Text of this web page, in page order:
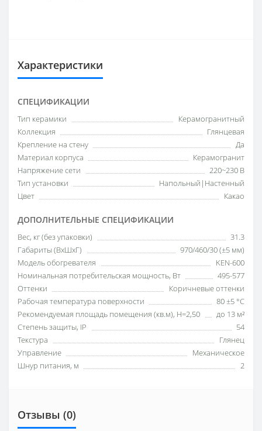
Характеристики
СПЕЦИФИКАЦИИ
Тип керамики
Керамогранитный
Коллекция
Глянцевая
Крепление на стену
Да
Материал корпуса
Керамогранит
Напряжение сети
220~230 В
Тип установки
Напольный|Настенный
Цвет
Какао
ДОПОЛНИТЕЛЬНЫЕ СПЕЦИФИКАЦИИ
Вес, кг (без упаковки)
31.3
Габариты (ВхШхГ)
970/460/30 (±5 мм)
Модель обогревателя
KEN-600
Номинальная потребительская мощность, Вт
495-577
Оттенки
Коричневые оттенки
Рабочая температура поверхности
80 ±5 °С
Рекомендуемая площадь помещения (кв.м), H=2,50
до 13 м²
Степень защиты, IP
54
Текстура
Глянец
Управление
Механическое
Шнур питания, м
2
Отзывы (0)